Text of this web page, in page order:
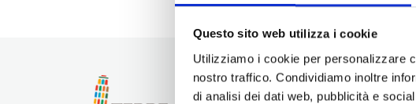
Questo sito web utilizza i cookie
Utilizziamo i cookie per personalizzare
nostro traffico. Condividiamo inoltre
di analisi dei dati web, pubblicità e